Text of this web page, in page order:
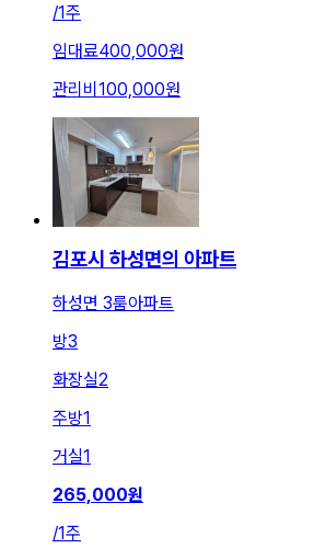
/1주
임대료400,000원
관리비 100,000원
김포시 하성면의 아파트
하성면 3룸아파트
방3
화장실2
주방1
거실1
265,000원
/1주